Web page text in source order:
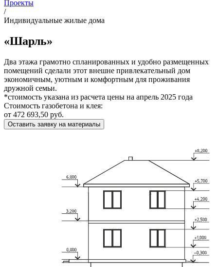
Проекты
/
Индивидуальные жилые дома
«Шарль»
Два этажа грамотно спланированных и удобно размещенных
помещений сделали этот внешне привлекательный дом
экономичным, уютным и комфортным для проживания
дружной семьи.
*стоимость указана из расчета цены на апрель 2025 года
Стоимость газобетона и клея:
от 472 693,50 руб.
Оставить заявку на материалы